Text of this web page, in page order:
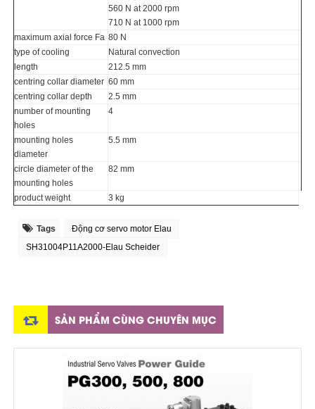
560 N at 2000 rpm
710 N at 1000 rpm
maximum axial force Fa 80 N
type of cooling
Natural convection
length
212.5 mm
centring collar diameter 60 mm
centring collar depth
2.5 mm
number of mounting
holes
4
mounting holes
diameter
5.5 mm
circle diameter of the
mounting holes
82 mm
product weight 3 kg
Tags
Động cơ servo motor Elau
SH31004P11A2000-Elau Scheider
SẢN PHẨM CÙNG CHUYÊN MỤC